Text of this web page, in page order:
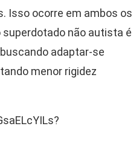
Isso ocorre em ambos os
superdotado não autista é
adaptar-se
menor rigidez